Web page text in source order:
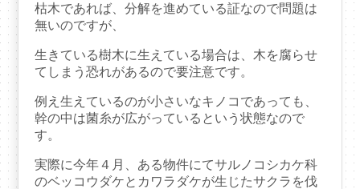
枯木であれば、分解を進めている証なので問題は
無いのですが、
生きている樹木に生えている場合は、木を腐らせ
てしまう恐れがあるので要注意です。
例え生えているのが小さいなキノコであっても、
幹の中は菌糸が広がっているという状態なので
す。
実際に今年４月、ある物件にてサルノコシカケ科
のベッコウダケとカワラダケが生じたサクラを伐